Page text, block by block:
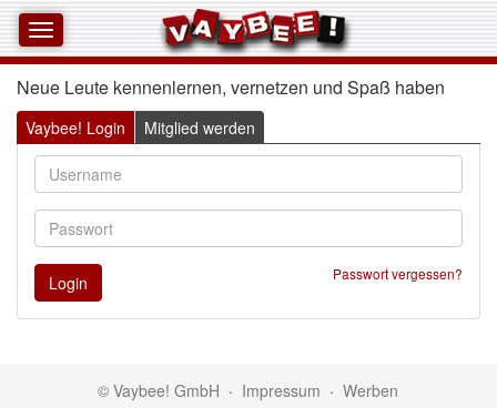
Neue Leute kennenlernen, vernetzen und Spaß haben
Vaybee! Login Mitglied werden
Passwort vergessen?
© Vaybee! GmbH · Impressum · Werben